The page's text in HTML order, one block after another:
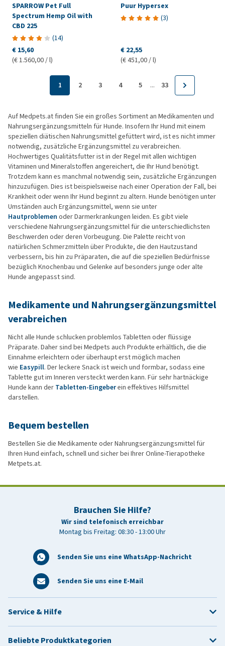
SPARROW Pet Full
Spectrum Hemp Oil with
CBD 225
(14)
€ 15,60
(€ 1.560,00 / l)
Puur Hypersex
(3)
€ 22,55
(€ 451,00 / l)
1 2 3 4 5 ... 33
Auf Medpets.at finden Sie ein großes Sortiment an Medikamenten und
Nahrungsergänzungsmitteln für Hunde. Insofern Ihr Hund mit einem
speziellen diätischen Nahrungsmittel gefüttert wird, ist es nicht immer
notwendig, zusätzliche Ergänzungsmittel zu verabreichen.
Hochwertiges Qualitätsfutter ist in der Regel mit allen wichtigen
Vitaminen und Mineralstoffen angereichert, die Ihr Hund benötigt.
Trotzdem kann es manchmal notwendig sein, zusätzliche Ergänzungen
hinzuzufügen. Dies ist beispielsweise nach einer Operation der Fall, bei
Krankheit oder wenn Ihr Hund beginnt zu altern. Hunde benötigen unter
Umständen auch Ergänzungsmittel, wenn sie unter
Hautproblemen oder Darmerkrankungen leiden. Es gibt viele
verschiedene Nahrungsergänzungsmittel für die unterschiedlichsten
Beschwerden oder deren Vorbeugung. Die Palette reicht von
natürlichen Schmerzmitteln über Produkte, die den Hautzustand
verbessern, bis hin zu Präparaten, die auf die speziellen Bedürfnisse
bezüglich Knochenbau und Gelenke auf besonders junge oder alte
Hunde angepasst sind.
Medikamente und Nahrungsergänzungsmittel
verabreichen
Nicht alle Hunde schlucken problemlos Tabletten oder flüssige
Präparate. Daher sind bei Medpets auch Produkte erhältlich, die die
Einnahme erleichtern oder überhaupt erst möglich machen
wie Easypill. Der leckere Snack ist weich und formbar, sodass eine
Tablette gut im Inneren versteckt werden kann. Für sehr hartnäckige
Hunde kann der Tabletten-Eingeberein effektives Hilfsmittel
darstellen.
Bequem bestellen
Bestellen Sie die Medikamente oder Nahrungsergänzungsmittel für
Ihren Hund einfach, schnell und sicher bei Ihrer Online-Tierapotheke
Metpets.at.
Brauchen Sie Hilfe?
Wir sind telefonisch erreichbar
Montag bis Freitag: 08:30 - 13:00 Uhr
Senden Sie uns eine WhatsApp-Nachricht
Senden Sie uns eine E-Mail
Service & Hilfe
Beliebte Produktkategorien